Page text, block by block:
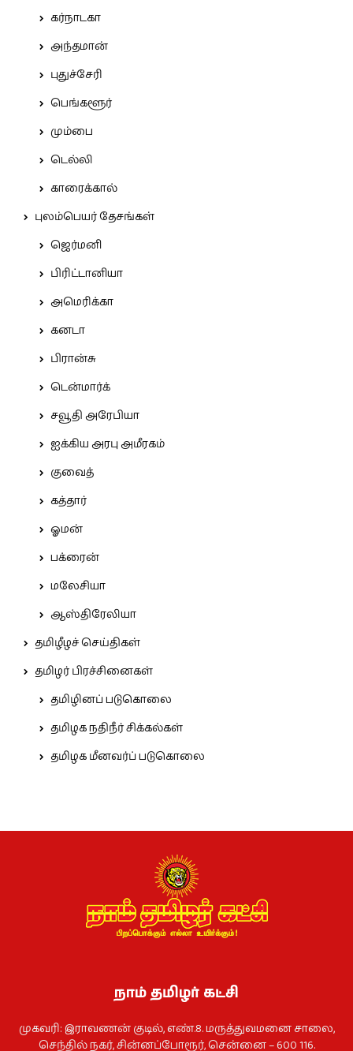
கர்நாடகா
அந்தமான்
புதுச்சேரி
பெங்களூர்
மும்பை
டெல்லி
காரைக்கால்
புலம்பெயர் தேசங்கள்
ஜெர்மனி
பிரிட்டானியா
அமெரிக்கா
கனடா
பிரான்சு
டென்மார்க்
சவூதி அரேபியா
ஐக்கிய அரபு அமீரகம்
குவைத்
கத்தார்
ஓமன்
பக்ரைன்
மலேசியா
ஆஸ்திரேலியா
தமிழீழச் செய்திகள்
தமிழர் பிரச்சினைகள்
தமிழினப் படுகொலை
தமிழக நதிநீர் சிக்கல்கள்
தமிழக மீனவர்ப் படுகொலை
நாம் தமிழர் கட்சி
முகவரி: இராவணன் குடில், எண்.8. மருத்துவமனை சாலை,
செந்தில் நகர், சின்னப்போரூர், சென்னை – 600 116.